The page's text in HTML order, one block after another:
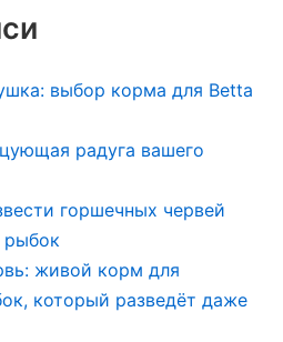
выбор корма для Betta
радуга вашего
горшечных червей
рыбок
живой корм для
который разведёт даже